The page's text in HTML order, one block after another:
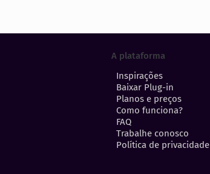
A plataforma
Inspirações
Baixar Plug-in
Planos e preços
Como funciona?
FAQ
Trabalhe conosco
Política de privacidade